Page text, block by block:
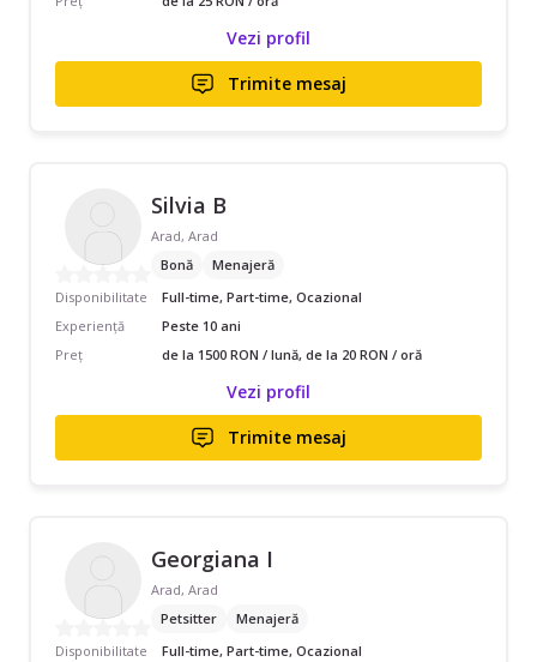
Vezi profil
Trimite mesaj
Silvia B
Arad, Arad
Bonă
Menajeră
Disponibilitate
Full-time, Part-time, Ocazional
Experiență
Peste 10 ani
Preț
de la 1500 RON / lună, de la 20 RON / oră
Vezi profil
Trimite mesaj
Georgiana I
Arad, Arad
Petsitter
Menajeră
Disponibilitate
Full-time, Part-time, Ocazional